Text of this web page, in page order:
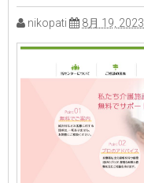
nikopati 8月 19, 2023